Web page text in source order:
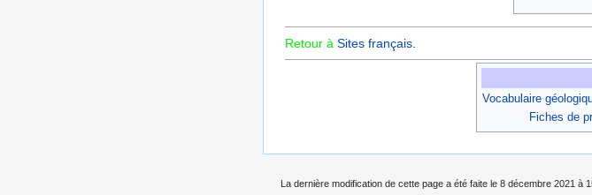
Retour à Sites français.
Vocabulaire
Fiches de
La dernière modification de cette page a été faite le 8 décembre 2021 à